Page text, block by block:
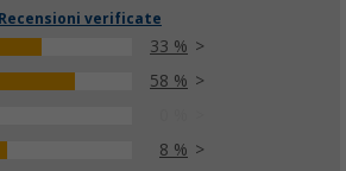
Recensioni verificate
33 %
58 %
8 %